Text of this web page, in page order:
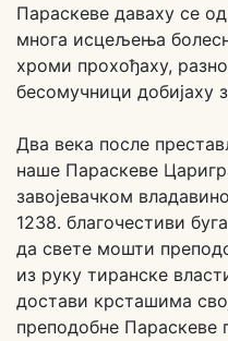
Параскеве даваху се
многа исцељења
хроми прохођаху,
бесомучници добијаху
Два века после
наше Параскеве
завојевачком
1238. благочестиви
да свете мошти
из руку тиранске
достави крсташима
преподобне Параскеве